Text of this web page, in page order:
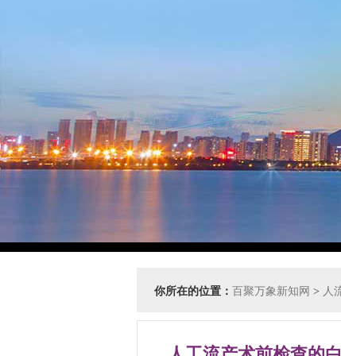
你所在的位置： 百聚万象新知网 > 人